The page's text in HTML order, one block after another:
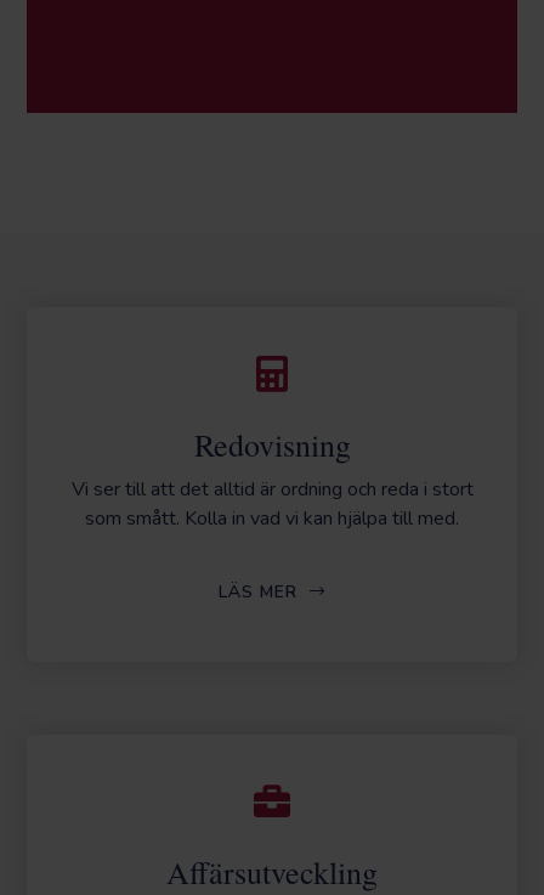
Redovisning
Vi ser till att det alltid är ordning och reda i stort
som smått. Kolla in vad vi kan hjälpa till med.
LÄS MER
Affärsutveckling